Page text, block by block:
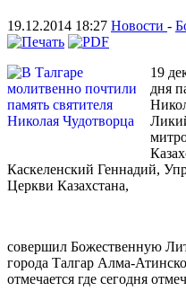
19.12.2014 18:27 Новости -
19
дня
Каскеленский Геннадий,
Церкви Казахстана,
совершил Божественную
города Талгар Алма-
отмечается где сегодня